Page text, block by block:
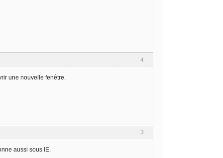
4
une nouvelle fenêtre.
3
aussi sous IE.